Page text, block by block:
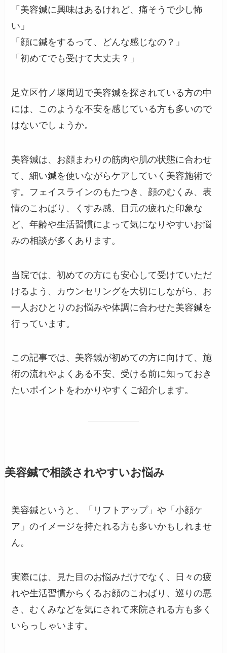
「美容鍼に興味はあるけれど、痛そうで少し怖
い」
「顔に鍼をするって、どんな感じなの？」
「初めてでも受けて大丈夫？」
足立区竹ノ塚周辺で美容鍼を探されている方の中
には、このような不安を感じている方も多いので
はないでしょうか。
美容鍼は、お顔まわりの筋肉や肌の状態に合わせ
て、細い鍼を使いながらケアしていく美容施術で
す。フェイスラインのもたつき、顔のむくみ、表
情のこわばり、くすみ感、目元の疲れた印象な
ど、年齢や生活習慣によって気になりやすいお悩
みの相談が多くあります。
当院では、初めての方にも安心して受けていただ
けるよう、カウンセリングを大切にしながら、お
一人おひとりのお悩みや体調に合わせた美容鍼を
行っています。
この記事では、美容鍼が初めての方に向けて、施
術の流れやよくある不安、受ける前に知っておき
たいポイントをわかりやすくご紹介します。
美容鍼で相談されやすいお悩み
美容鍼というと、「リフトアップ」や「小顔ケ
ア」のイメージを持たれる方も多いかもしれませ
ん。
実際には、見た目のお悩みだけでなく、日々の疲
れや生活習慣からくるお顔のこわばり、巡りの悪
さ、むくみなどを気にされて来院される方も多く
いらっしゃいます。